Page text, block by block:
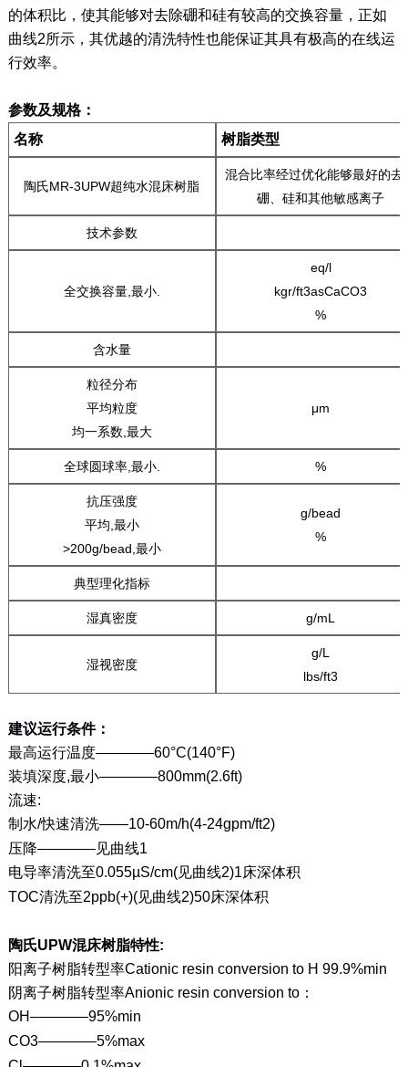
的体积比，使其能够对去除硼和硅有较高的交换容量，正如
曲线2所示，其优越的清洗特性也能保证其具有极高的在线运
行效率。
参数及规格：
名称
树脂类型
陶氏MR-3UPW超纯水混床树脂
混合比率经过优化能够最好的去
硼、硅和其他敏感离子
技术参数
全交换容量,最小.
eq/l
kgr/ft3asCaCO3
%
含水量
粒径分布
平均粒度
均一系数,最大
μm
全球圆球率,最小. %
抗压强度
平均,最小
>200g/bead,最小
g/bead
%
典型理化指标
湿真密度 g/mL
湿视密度
g/L
lbs/ft3
建议运行条件：
最高运行温度————60°C(140°F)
装填深度,最小————800mm(2.6ft)
流速:
制水/快速清洗——10-60m/h(4-24gpm/ft2)
压降————见曲线1
电导率清洗至0.055µS/cm(见曲线2)1床深体积
TOC清洗至2ppb(+)(见曲线2)50床深体积
陶氏UPW混床树脂特性:
阳离子树脂转型率Cationic resin conversion to H 99.9%min
阴离子树脂转型率Anionic resin conversion to：
OH————95%min
CO3————5%max